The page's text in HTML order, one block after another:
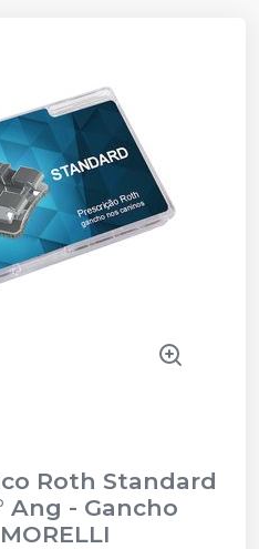
Roth Standard
Ang - Gancho
MORELLI